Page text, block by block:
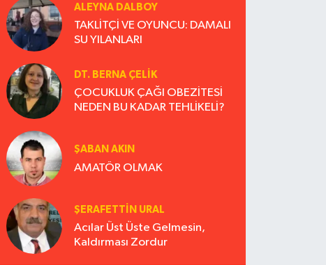
ALEYNA DALBOY
TAKLİTÇİ VE OYUNCU: DAMALI
SU YILANLARI
DT. BERNA ÇELIK
ÇOCUKLUK ÇAĞI OBEZİTESİ
NEDEN BU KADAR TEHLİKELİ?
ŞABAN AKIN
AMATÖR OLMAK
ŞERAFETTIN URAL
Acılar Üst Üste Gelmesin,
Kaldırması Zordur